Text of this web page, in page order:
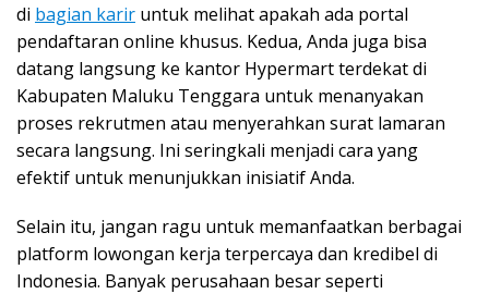
di bagian karir untuk melihat apakah ada portal
pendaftaran online khusus. Kedua, Anda juga bisa
datang langsung ke kantor Hypermart terdekat di
Kabupaten Maluku Tenggara untuk menanyakan
proses rekrutmen atau menyerahkan surat lamaran
secara langsung. Ini seringkali menjadi cara yang
efektif untuk menunjukkan inisiatif Anda.
Selain itu, jangan ragu untuk memanfaatkan berbagai
platform lowongan kerja terpercaya dan kredibel di
Indonesia. Banyak perusahaan besar seperti